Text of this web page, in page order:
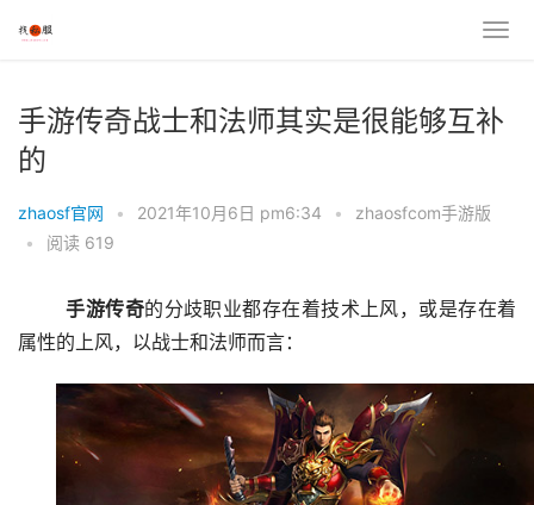
手游传奇战士和法师其实是很能够互补
的
zhaosf官网 • 2021年10月6日 pm6:34 •
zhaosfcom手游版
•
阅读 619
手游传奇的分歧职业都存在着技术上风，或是存在着
属性的上风，以战士和法师而言：